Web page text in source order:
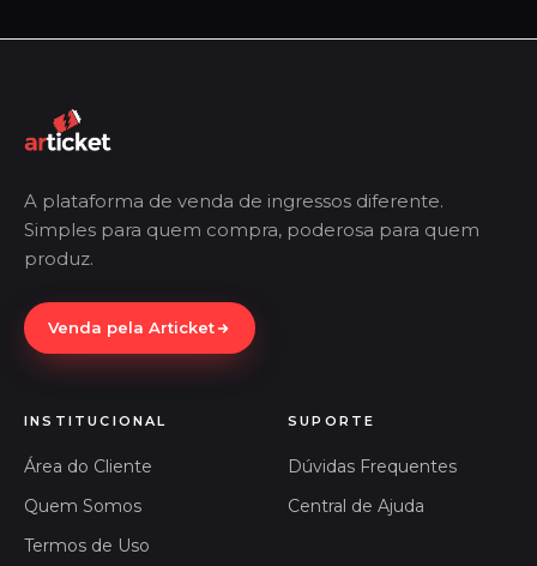
A plataforma de venda de ingressos diferente.
Simples para quem compra, poderosa para quem
produz.
Venda pela Articket
INSTITUCIONAL
Área do Cliente
Quem Somos
Termos de Uso
SUPORTE
Dúvidas Frequentes
Central de Ajuda